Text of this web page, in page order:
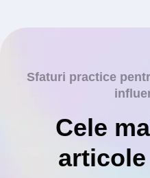
Sfaturi practice
Cele